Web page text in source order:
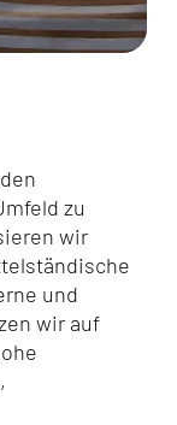
zu
wir
und
wir auf